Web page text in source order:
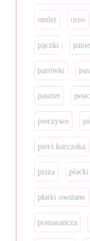
omlet oreo
pączki
parówki
pasztet
pieczywo
pierś kurczaka
pizza placki
płatki owsiane
pomarańcza